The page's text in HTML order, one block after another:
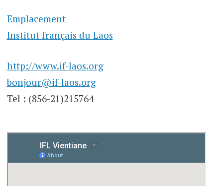
Emplacement
Institut français du Laos
http://www.if-laos.org
bonjour@if-laos.org
Tel : (856-21)215764